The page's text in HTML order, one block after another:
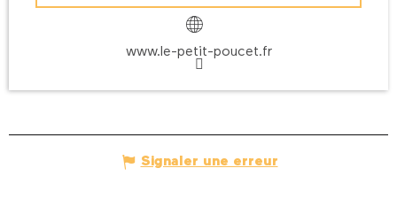
www.le-petit-poucet.fr
Signaler une erreur